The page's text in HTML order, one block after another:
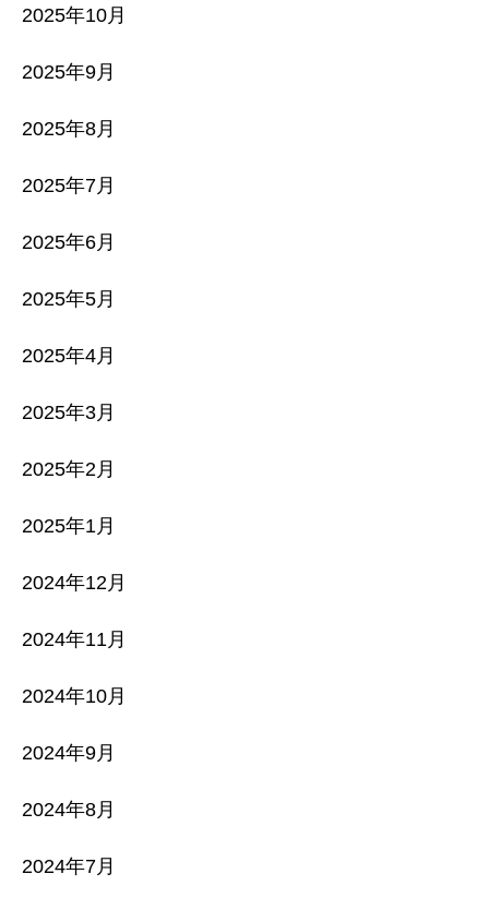
2025年10月
2025年9月
2025年8月
2025年7月
2025年6月
2025年5月
2025年4月
2025年3月
2025年2月
2025年1月
2024年12月
2024年11月
2024年10月
2024年9月
2024年8月
2024年7月